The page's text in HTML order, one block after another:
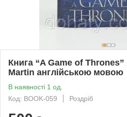
Книга “A Game of
Martin англійською мовою
В наявності 1 од.
Код: BOOK-059
Роздріб